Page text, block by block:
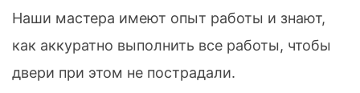
Наши мастера имеют опыт работы и знают,
как аккуратно выполнить все работы, чтобы
двери при этом не пострадали.